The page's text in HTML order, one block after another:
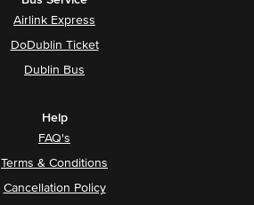
Airlink Express
DoDublin Ticket
Dublin Bus
Help
FAQ's
Terms & Conditions
Cancellation Policy